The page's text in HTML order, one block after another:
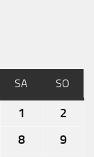
SA SO
1
2
8
9